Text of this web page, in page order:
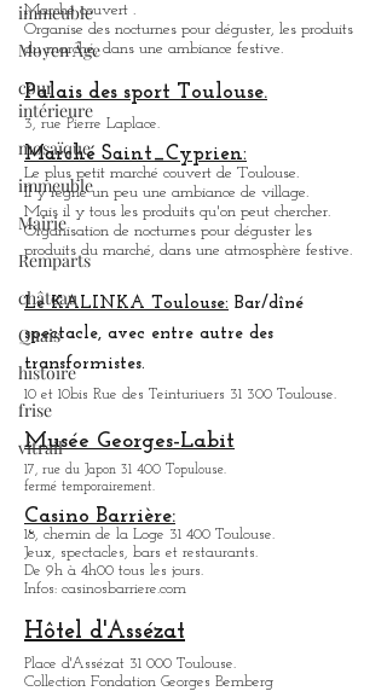
immeuble
Moyen Âge
cour
intérieure
mosaïque
immeuble
Mairie
Remparts
château
Quais
histoire
frise
vitrail
Marché des Carmes:
4, Place des Carmes 31 000 Toulouse.
Marché couvert .
Organise des nocturnes pour déguster, les produits
du marché, dans une ambiance festive.
Palais des sport Toulouse.
3, rue Pierre Laplace.
Marché Saint_Cyprien:
Le plus petit marché couvert de Toulouse.
Il y règne un peu une ambiancedevillage.
Mais il y tous les produits qu'on peut chercher.
produits du marché, dans une atmosphère festive.
Le KALINKA Toulouse:
spectacle, avec entre autre des
transformistes.
10 et 10bis Rue des Teinturiuers 31 300 Toulouse.
Musée Georges-Labit
17, rue du Japon 31 400 Topulouse
fermé temporairement.
Casino Barrière:
18, chemin de la Loge 31 400 Toulouse.
De 9h à 4h00 tous les jours.
Infos: casinosbarriere.com
Hôtel d'Assézat